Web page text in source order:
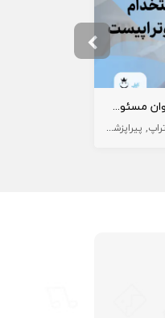
استخدام فیزیوتراپ به عنوان مسئول فنی بخش فیزیوتراپی درمانگاه
پیراپزشک